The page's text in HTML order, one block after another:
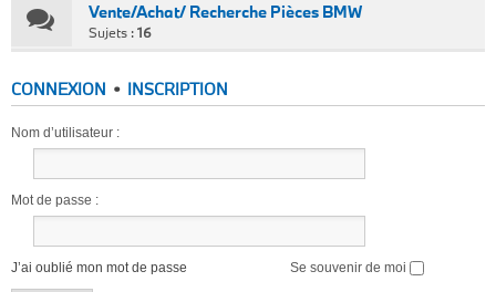
Vente/Achat/ Recherche Pièces BMW
Sujets :16
CONNEXION • INSCRIPTION
Nom d’utilisateur :
Mot de passe :
J’ai oublié mon mot de passe Se souvenir de moi